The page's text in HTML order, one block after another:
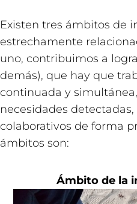
Existen tres ámbitos de
estrechamente
uno, contribuimos a
demás), que hay que
continuada y
necesidades
colaborativos de forma
ámbitos son:
Ámbito de la